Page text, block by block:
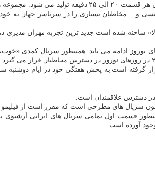
است و پیشبینی می شود با استقبال مخاطبان همراه شود. «مردم معمولی» یک مجموعه دنباله دار کمدی است که در
و… مخاطبان بسیاری را در سرتاسر جهان به
ساخته شده است جدید ترین تجربه مهران مدیری
که تا امروز ۱۱ قسمت از آن چهارشنبه ها ساعت ۲۰ انتشار یافته است در روزهای نوروز ادامه می یابد.
سریال های مطرحی است که مقرر است از
قسمت اول تمامی سریال های ایرانی آرشیوی
آورده است.